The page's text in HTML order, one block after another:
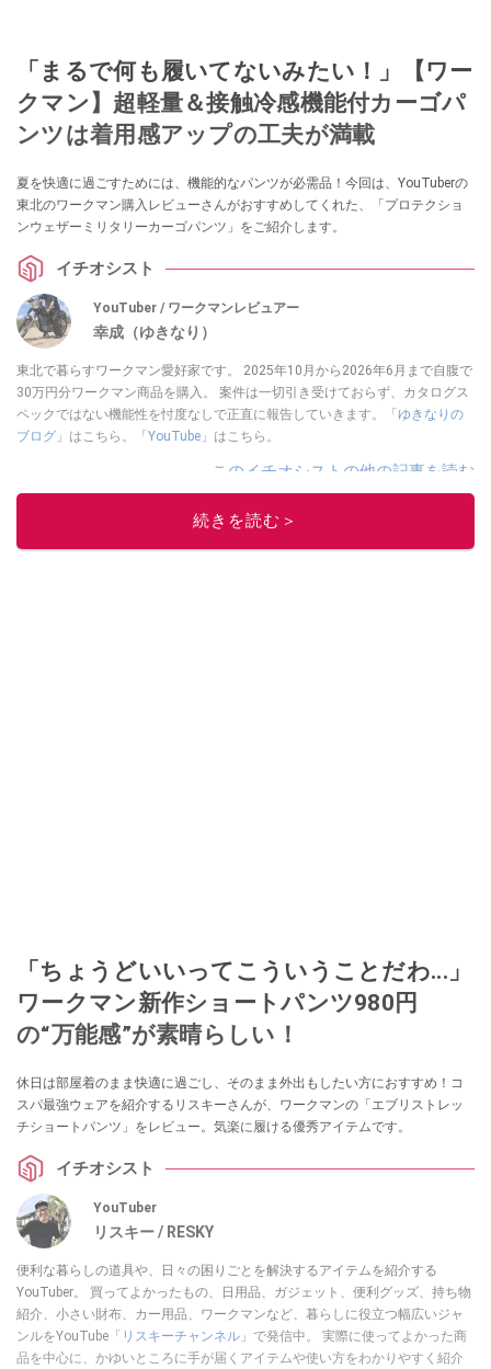
「まるで何も履いてないみたい！」【ワー
クマン】超軽量＆接触冷感機能付カーゴパ
ンツは着用感アップの工夫が満載
夏を快適に過ごすためには、機能的なパンツが必需品！今回は、YouTuberの
東北のワークマン購入レビューさんがおすすめしてくれた、「プロテクショ
ンウェザーミリタリーカーゴパンツ」をご紹介します。
イチオシスト
YouTuber / ワークマンレビュアー
幸成（ゆきなり）
東北で暮らすワークマン愛好家です。 2025年10月から2026年6月まで自腹で
30万円分ワークマン商品を購入。 案件は一切引き受けておらず、カタログス
ペックではない機能性を忖度なしで正直に報告していきます。「 ゆきなりの
ブログ 」はこちら。「 YouTube 」はこちら。
このイチオシストの他の記事を読む
続きを読む＞
「ちょうどいいってこういうことだわ...」
ワークマン新作ショートパンツ980円
の“万能感”が素晴らしい！
休日は部屋着のまま快適に過ごし、そのまま外出もしたい方におすすめ！コ
スパ最強ウェアを紹介するリスキーさんが、ワークマンの「エブリストレッ
チショートパンツ」をレビュー。気楽に履ける優秀アイテムです。
イチオシスト
YouTuber
リスキー / RESKY
便利な暮らしの道具や、日々の困りごとを解決するアイテムを紹介する
YouTuber。 買ってよかったもの、日用品、ガジェット、便利グッズ、持ち物
紹介、小さい財布、カー用品、ワークマンなど、暮らしに役立つ幅広いジャ
ンルをYouTube「 リスキーチャンネル 」で発信中。 実際に使ってよかった商
品を中心に、かゆいところに手が届くアイテムや使い方をわかりやすく紹介